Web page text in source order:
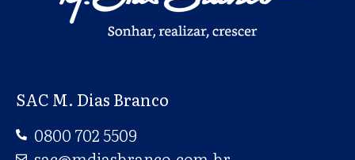
SAC M. Dias Branco
0800 702 5509